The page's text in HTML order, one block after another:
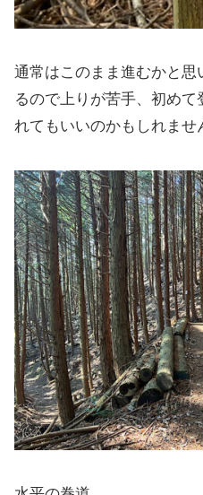
通常はこのまま進むかと
るので上りが苦手、初め
れてもいいのかもしれませ